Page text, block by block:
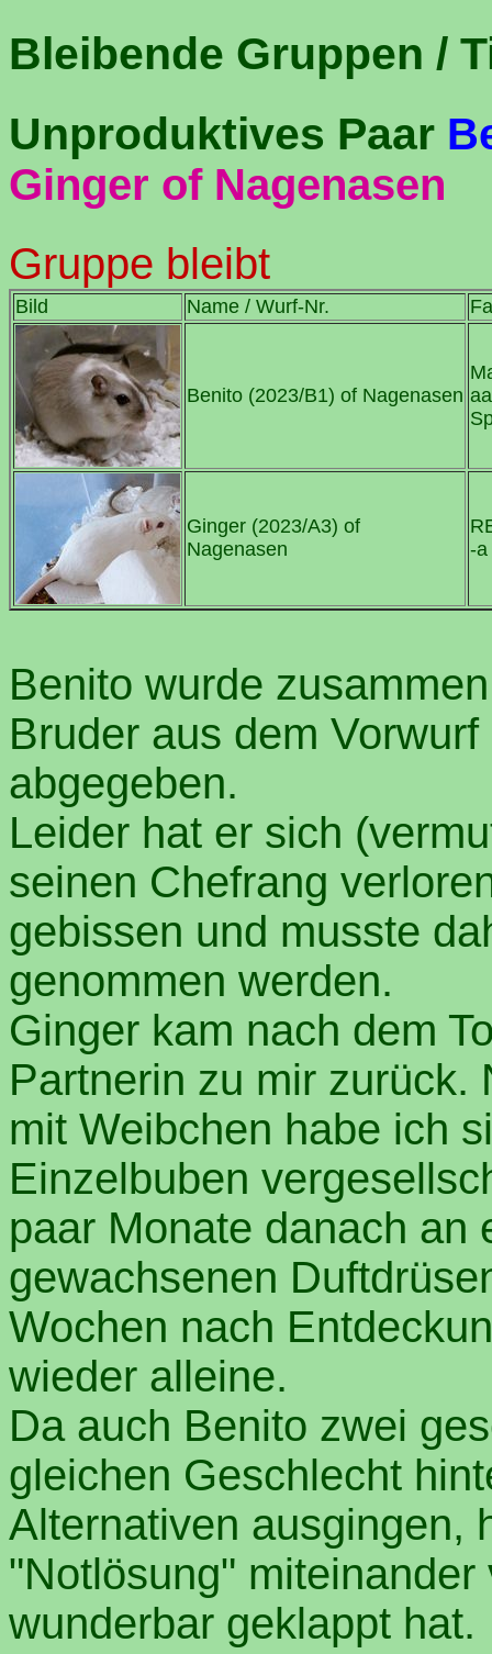
Bleibende Gruppen /
Unproduktives Paar
Ginger of Nagenasen
Gruppe bleibt
Bild Name / Wurf-Nr.
Benito (2023/B1) of Nagenasen
Ginger (2023/A3) of
Nagenasen
-a
Benito wurde
Bruder aus dem
abgegeben.
Leider hat er sich
seinen Chefrang
gebissen und musste
genommen werden.
Ginger kam nach dem
Partnerin zu mir zurück.
mit Weibchen habe ich
Einzelbuben
paar Monate danach an
gewachsenen
Wochen nach
wieder alleine.
Da auch Benito zwei
gleichen Geschlecht
Alternativen ausgingen,
"Notlösung"
wunderbar geklappt hat.